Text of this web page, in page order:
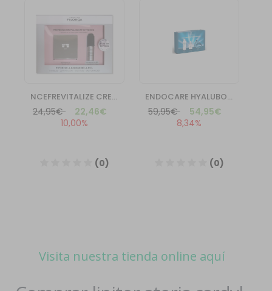
Visita nuestra tienda online aquí